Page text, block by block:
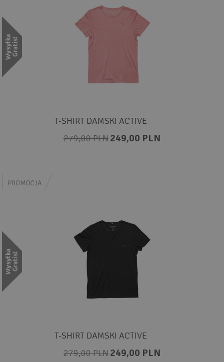
T-SHIRT DAMSKI ACTIVE
279,00 PLN249,00 PLN
T-SHIRT DAMSKI ACTIVE
279,00 PLN249,00 PLN